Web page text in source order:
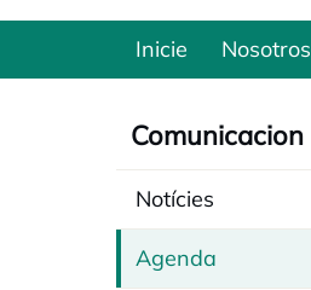
Inicie Nosotros
Comunicacion
Notícies
Agenda